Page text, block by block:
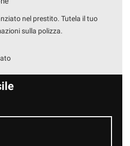
nel prestito. Tutela il tuo
sulla polizza.